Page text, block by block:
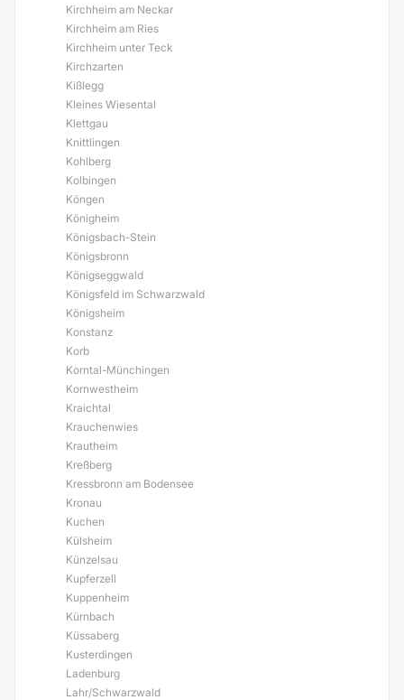
Kirchheim am Neckar
Kirchheim am Ries
Kirchheim unter Teck
Kirchzarten
Kißlegg
Kleines Wiesental
Klettgau
Knittlingen
Kohlberg
Kolbingen
Köngen
Königheim
Königsbach-Stein
Königsbronn
Königseggwald
Königsfeld im Schwarzwald
Königsheim
Konstanz
Korb
Korntal-Münchingen
Kornwestheim
Kraichtal
Krauchenwies
Krautheim
Kreßberg
Kressbronn am Bodensee
Kronau
Kuchen
Külsheim
Künzelsau
Kupferzell
Kuppenheim
Kürnbach
Küssaberg
Kusterdingen
Ladenburg
Lahr/Schwarzwald